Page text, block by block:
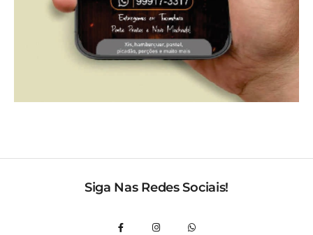
Siga Nas Redes Sociais!